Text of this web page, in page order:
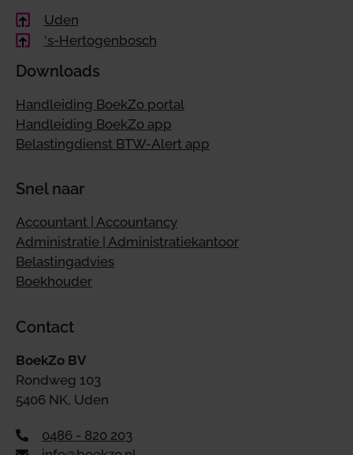
Uden
's-Hertogenbosch
Downloads
Handleiding BoekZo portal
Handleiding BoekZo app
Belastingdienst BTW-Alert app
Snel naar
Accountant | Accountancy
Administratie | Administratiekantoor
Belastingadvies
Boekhouder
Contact
BoekZo BV
Rondweg 103
5406 NK, Uden
0486 - 820 203